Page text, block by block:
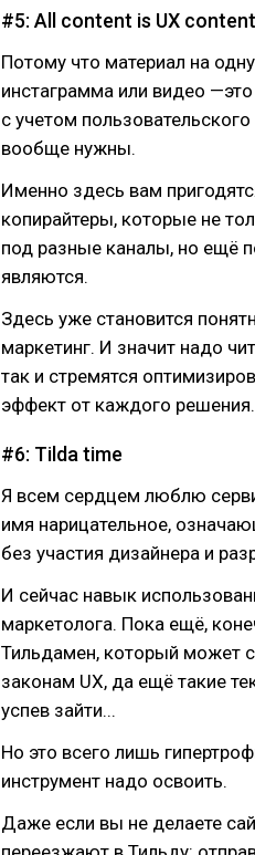
#5: All content is UX content
Потому что материал на
инстаграмма или видео
с учетом
вообще нужны.
Именно здесь вам
копирайтеры, которые не
под разные каналы, но ещё
являются.
Здесь уже становится
маркетинг. И значит надо
так и стремятся
эффект от каждого решения.
#6: Tilda time
Я всем сердцем люблю
имя нарицательное,
без участия дизайнера и
И сейчас навык
маркетолога. Пока ещё,
Тильдамен, который может
законам UX, да ещё такие
успев зайти...
Но это всего лишь
инструмент надо освоить.
Даже если вы не делаете